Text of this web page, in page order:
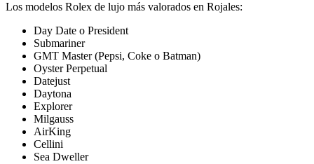
Los modelos Rolex de lujo más valorados en Rojales:
Day Date o President
Submariner
GMT Master (Pepsi, Coke o Batman)
Oyster Perpetual
Datejust
Daytona
Explorer
Milgauss
AirKing
Cellini
Sea Dweller